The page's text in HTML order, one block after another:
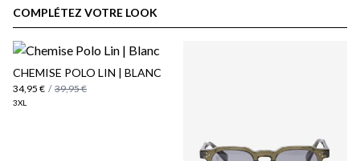
COMPLÉTEZ VOTRE LOOK
CHEMISE POLO LIN | BLANC
34,95 € / 39,95 €
3XL